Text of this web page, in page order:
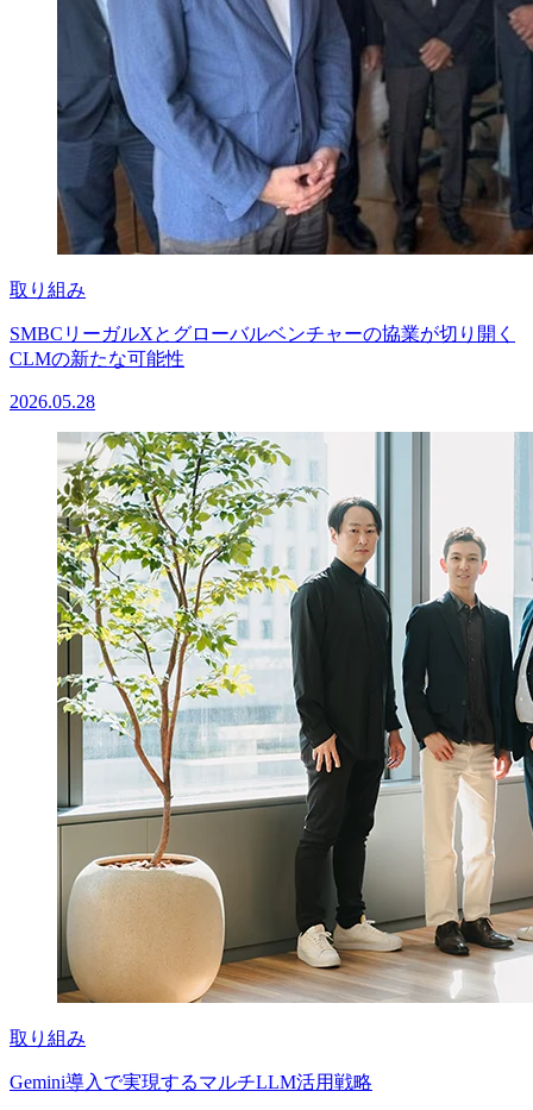
取り組み
SMBCリーガルXとグローバルベンチャーの協業が切り開く
CLMの新たな可能性
2026.05.28
取り組み
Gemini導入で実現するマルチLLM活用戦略